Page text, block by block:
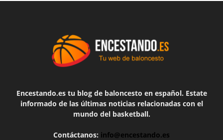
Encestando.es tu blog de baloncesto en español. Estate
informado de las últimas noticias relacionadas con el
mundo del basketball.
Contáctanos: info@encestando.es